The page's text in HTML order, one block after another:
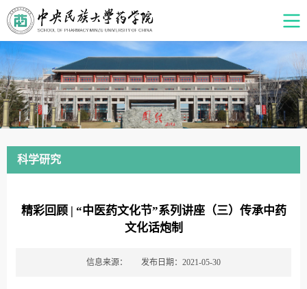
科学研究
精彩回顾 | “中医药文化节”系列讲座（三）传承中药
文化话炮制
信息来源： 发布日期：2021-05-30